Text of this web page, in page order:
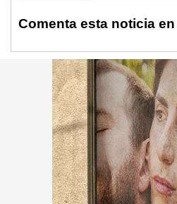
Comenta esta noticia